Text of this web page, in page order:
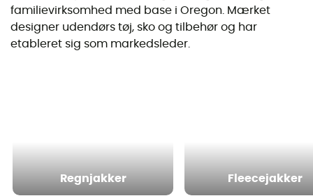
familievirksomhed med base i Oregon. Mærket
designer udendørs tøj, sko og tilbehør og har
etableret sig som markedsleder.
Regnjakker Fleecejakker